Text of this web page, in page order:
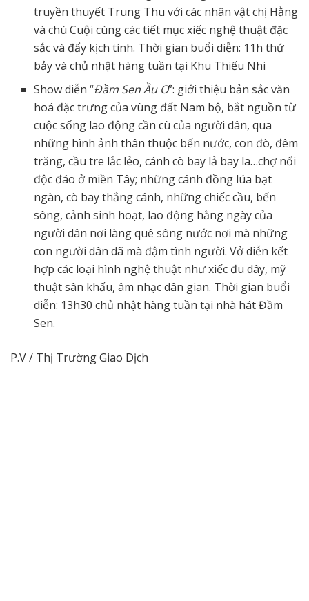
truyền thuyết Trung Thu với các nhân vật chị Hằng
và chú Cuội cùng các tiết mục xiếc nghệ thuật đặc
sắc và đẩy kịch tính. Thời gian buổi diễn: 11h thứ
bảy và chủ nhật hàng tuần tại Khu Thiếu Nhi
Show diễn “Đầm Sen Ầu Ơ”: giới thiệu bản sắc văn
hoá đặc trưng của vùng đất Nam bộ, bắt nguồn từ
cuộc sống lao động cần cù của người dân, qua
những hình ảnh thân thuộc bến nước, con đò, đêm
trăng, cầu tre lắc lẻo, cánh cò bay lả bay la…chợ nổi
độc đáo ở miền Tây; những cánh đồng lúa bạt
ngàn, cò bay thẳng cánh, những chiếc cầu, bến
sông, cảnh sinh hoạt, lao động hằng ngày của
người dân nơi làng quê sông nước nơi mà những
con người dân dã mà đậm tình người. Vở diễn kết
hợp các loại hình nghệ thuật như xiếc đu dây, mỹ
thuật sân khấu, âm nhạc dân gian. Thời gian buổi
diễn: 13h30 chủ nhật hàng tuần tại nhà hát Đầm
Sen.
P.V / Thị Trường Giao Dịch